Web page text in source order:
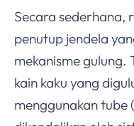
Secara sederhana,
penutup jendela
mekanisme
kain kaku yang
menggunakan tube